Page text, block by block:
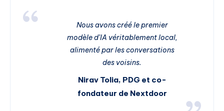
Nous avons créé le premier
modèle d’IA véritablement local,
alimenté par les conversations
des voisins.
Nirav Tolia, PDG et co-
fondateur de Nextdoor